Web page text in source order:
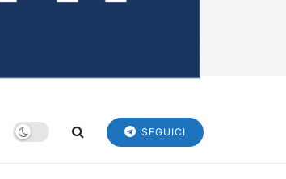
SEGUICI